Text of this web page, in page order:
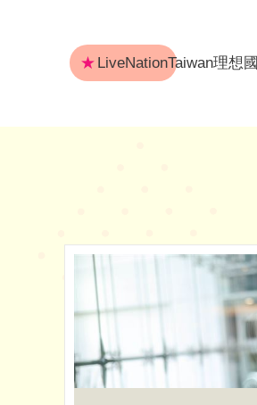
★ LiveNationTaiwan理想國